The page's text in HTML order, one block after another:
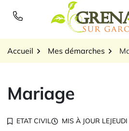
Logo
Accueil Mes démarches
Mariage
ETAT CIVIL MIS À JOUR LE